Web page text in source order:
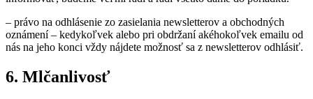
– právo na odhlásenie zo zasielania newsletterov a obchodných
oznámení – kedykoľvek alebo pri obdržaní akéhokoľvek emailu od
nás na jeho konci vždy nájdete možnosť sa z newsletterov odhlásiť.
6. Mlčanlivosť